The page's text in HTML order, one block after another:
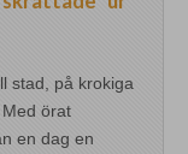
stad, på krokiga
örat
en dag en